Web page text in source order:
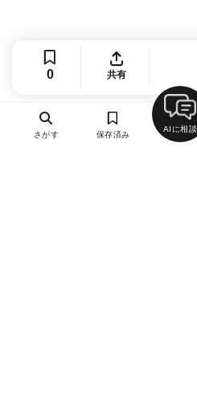
0 共有
さがす 保存済み
AIに相談